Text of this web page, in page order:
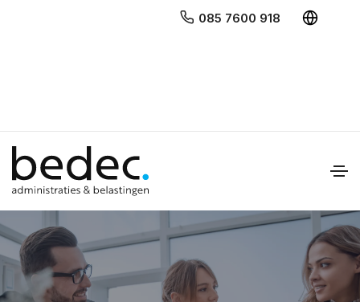
085 7600 918